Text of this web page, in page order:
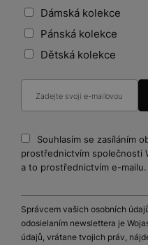
Dámská kolekce
Pánská kolekce
Dětská kolekce
Souhlasím se zasíláním
prostřednictvím společnosti
a to prostřednictvím e-mailu.
Správcem vašich osobních
odosielaním newslettera je
údajů, vrátane tvojich práv,